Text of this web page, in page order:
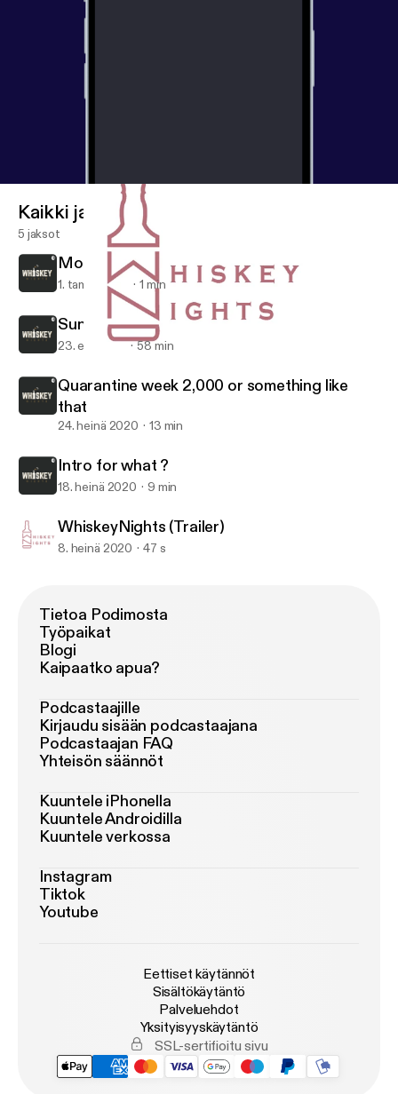
WhiskeyNights
Kaikki jaksot
5 jaksot
More to Come...
1. tammi 2021 1 min
Sunday Funday😜
23. elo 2020 58 min
Quarantine week 2,000 or something like
that
24. heinä 2020 13 min
Intro for what ?
18. heinä 2020 9 min
WhiskeyNights (Trailer)
8. heinä 2020 47 s
Tietoa Podimosta
Työpaikat
Blogi
Kaipaatko apua?
Podcastaajille
Kirjaudu sisään podcastaajana
Podcastaajan FAQ
Yhteisön säännöt
Kuuntele iPhonella
Kuuntele Androidilla
Kuuntele verkossa
Instagram
Tiktok
Youtube
Eettiset käytännöt
Sisältökäytäntö
Palveluehdot
Yksityisyyskäytäntö
SSL-sertifioitu sivu